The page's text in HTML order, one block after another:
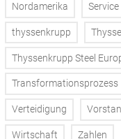
Nordamerika Service
thyssenkrupp
Thyssenkrupp Steel
Transformationsprozess
Verteidigung
Wirtschaft Zahlen